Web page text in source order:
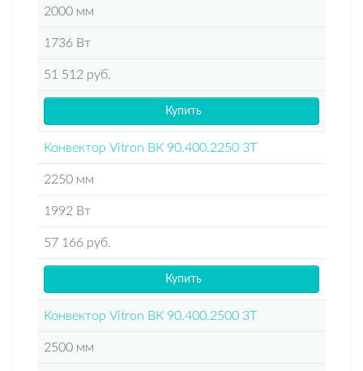
2000 мм
1736 Вт
51 512 руб.
Купить
Конвектор Vitron ВК 90.400.2250 3Т
2250 мм
1992 Вт
57 166 руб.
Купить
Конвектор Vitron ВК 90.400.2500 3Т
2500 мм